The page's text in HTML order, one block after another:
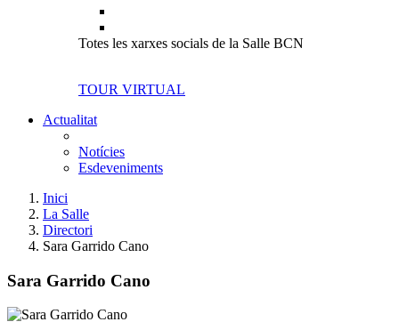
Totes les xarxes socials de la Salle BCN
TOUR VIRTUAL
Actualitat
Notícies
Esdeveniments
Inici
La Salle
Directori
Sara Garrido Cano
Sara Garrido Cano